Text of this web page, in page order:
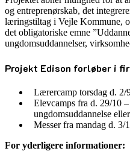
og entreprenørskab, det
læringstiltag i Vejle Kommune,
det obligatoriske emne
ungdomsuddannelser,
Projekt Edison forløber i
Lærercamp torsdag d. 2/
Elevcamps fra d. 29/10
ungdomsuddannelse
Messer fra mandag d. 3/
For yderligere informationer: